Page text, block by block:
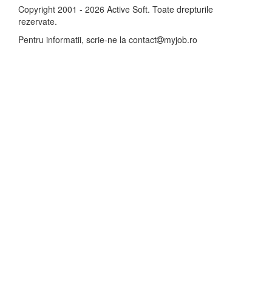
Copyright 2001 - 2026 Active Soft. Toate drepturile
rezervate.
Pentru informatii, scrie-ne la contact myjob.ro